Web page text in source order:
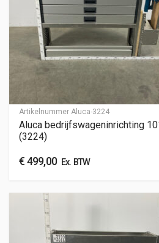
Artikelnummer Aluca-3224
Aluca bedrijfswageninrichting
(3224)
€499,00Ex. BTW